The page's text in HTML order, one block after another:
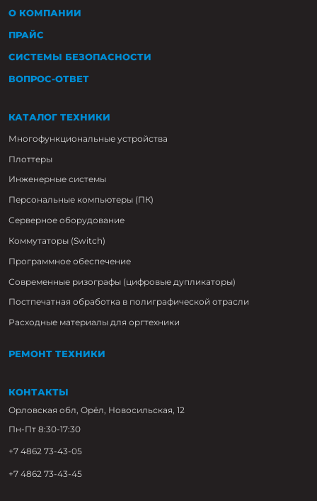
О КОМПАНИИ
ПРАЙС
СИСТЕМЫ БЕЗОПАСНОСТИ
ВОПРОС-ОТВЕТ
КАТАЛОГ ТЕХНИКИ
Многофункциональные устройства
Плоттеры
Инженерные системы
Персональные компьютеры (ПК)
Серверное оборудование
Коммутаторы (Switch)
Программное обеспечение
Современные ризографы (цифровые дупликаторы)
Постпечатная обработка в полиграфической отрасли
Расходные материалы для оргтехники
РЕМОНТ ТЕХНИКИ
КОНТАКТЫ
Орловская обл, Орёл, Новосильская, 12
Пн-Пт 8:30-17:30
+7 4862 73-43-05
+7 4862 73-43-45